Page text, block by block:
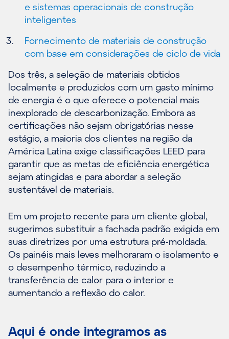
e sistemas operacionais de construção
inteligentes
Fornecimento de materiais de construção
com base em considerações de ciclo de vida
Dos três, a seleção de materiais obtidos
localmente e produzidos com um gasto mínimo
de energia é o que oferece o potencial mais
inexplorado de descarbonização. Embora as
certificações não sejam obrigatórias nesse
estágio, a maioria dos clientes na região da
América Latina exige classificações LEED para
garantir que as metas de eficiência energética
sejam atingidas e para abordar a seleção
sustentável de materiais.
Em um projeto recente para um cliente global,
sugerimos substituir a fachada padrão exigida em
suas diretrizes por uma estrutura pré-moldada.
Os painéis mais leves melhoraram o isolamento e
o desempenho térmico, reduzindo a
transferência de calor para o interior e
aumentando a reflexão do calor.
Aqui é onde integramos as